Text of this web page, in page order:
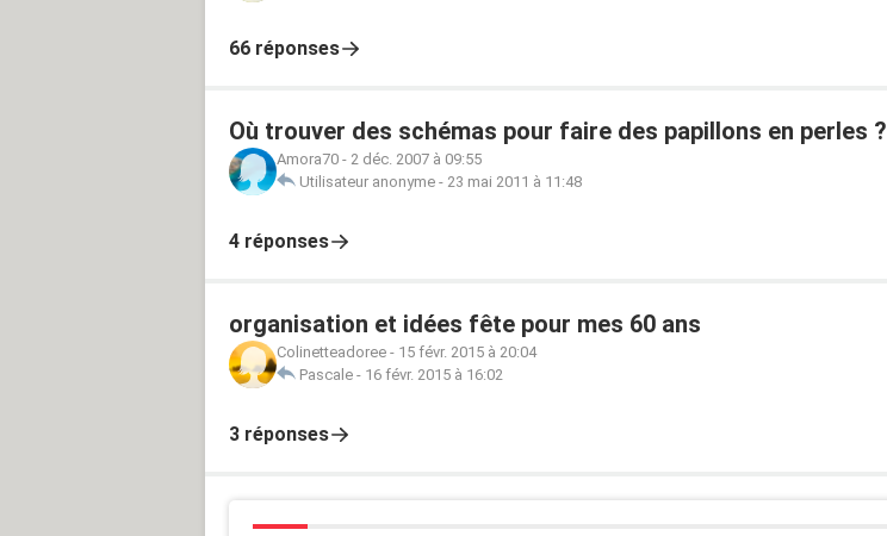
66 réponses
Où trouver des schémas pour faire des papillons en perles ?
Amora70 - 2 déc. 2007 à 09:55
Utilisateur anonyme - 23 mai 2011 à 11:48
4 réponses
organisation et idées fête pour mes 60 ans
Colinetteadoree - 15 févr. 2015 à 20:04
Pascale - 16 févr. 2015 à 16:02
3 réponses